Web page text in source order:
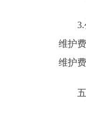
3.公
维护
维护
五